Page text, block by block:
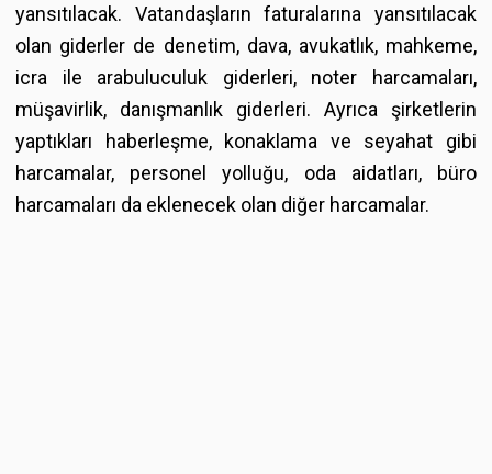
yansıtılacak. Vatandaşların faturalarına yansıtılacak
olan giderler de denetim, dava, avukatlık, mahkeme,
icra ile arabuluculuk giderleri, noter harcamaları,
müşavirlik, danışmanlık giderleri. Ayrıca şirketlerin
yaptıkları haberleşme, konaklama ve seyahat gibi
harcamalar, personel yolluğu, oda aidatları, büro
harcamaları da eklenecek olan diğer harcamalar.